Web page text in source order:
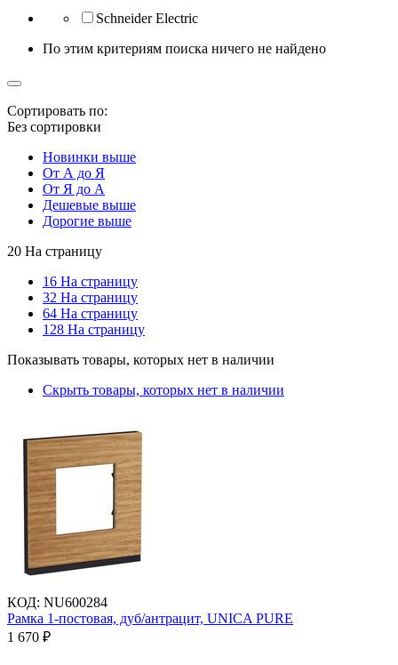
Schneider Electric
По этим критериям поиска ничего не найдено
Сортировать по:
Без сортировки
Новинки выше
От А до Я
От Я до А
Дешевые выше
Дорогие выше
20 На страницу
16 На страницу
32 На страницу
64 На страницу
128 На страницу
Показывать товары, которых нет в наличии
Скрыть товары, которых нет в наличии
КОД: NU600284
Рамка 1-постовая, дуб/антрацит, UNICA PURE
1 670 ₽